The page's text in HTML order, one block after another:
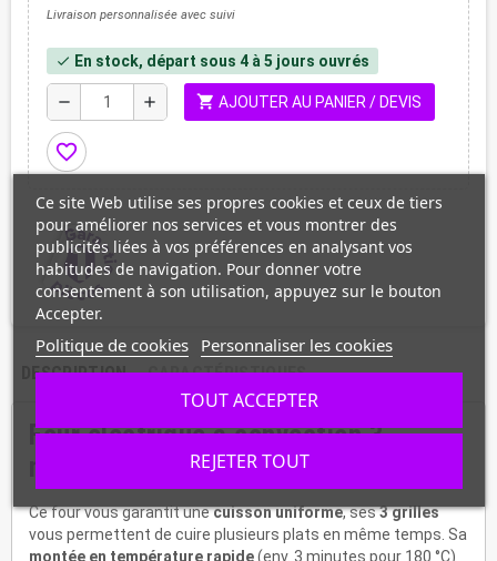
Livraison personnalisée avec suivi
check En stock, départ sous 4 à 5 jours ouvrés
remove add shopping_cart AJOUTER AU PANIER / DEVIS
favorite_border
DESCRIPTION CARACTÉRISTIQUES
Four électrique à convection 3
120789
Ce four vous garantit unecuisson uniforme, ses3 grilles
vous permettent de cuire plusieurs plats en même temps. Sa
montée en température rapide(env. 3 minutes pour 180 °C)
Ce site Web utilise ses propres cookies et ceux de tiers
pour améliorer nos services et vous montrer des
publicités liées à vos préférences en analysant vos
habitudes de navigation. Pour donner votre
consentement à son utilisation, appuyez sur le bouton
Accepter.
Politique de cookies Personnaliser les cookies
REJETER TOUT
TOUT ACCEPTER